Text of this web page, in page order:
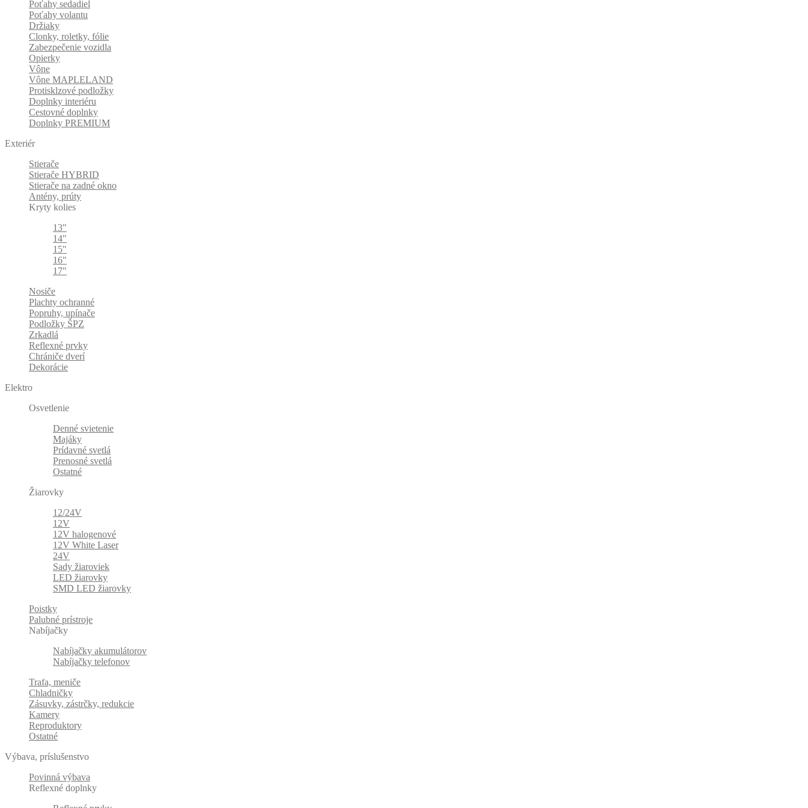
Poťahy sedadiel
Poťahy volantu
Držiaky
Clonky, roletky, fólie
Zabezpečenie vozidla
Opierky
Vône
Vône MAPLELAND
Protisklzové podložky
Doplnky interiéru
Cestovné doplnky
Doplnky PREMIUM
Exteriér
Stierače
Stierače HYBRID
Stierače na zadné okno
Antény, prúty
Kryty kolies
13"
14"
15"
16"
17"
Nosiče
Plachty ochranné
Popruhy, upínače
Podložky ŠPZ
Zrkadlá
Reflexné prvky
Chrániče dverí
Dekorácie
Elektro
Osvetlenie
Denné svietenie
Majáky
Prídavné svetlá
Prenosné svetlá
Ostatné
Žiarovky
12/24V
12V
12V halogenové
12V White Laser
24V
Sady žiaroviek
LED žiarovky
SMD LED žiarovky
Poistky
Palubné prístroje
Nabíjačky
Nabíjačky akumulátorov
Nabíjačky telefonov
Trafa, meniče
Chladničky
Zásuvky, zástrčky, redukcie
Kamery
Reproduktory
Ostatné
Výbava, príslušenstvo
Povinná výbava
Reflexné doplnky